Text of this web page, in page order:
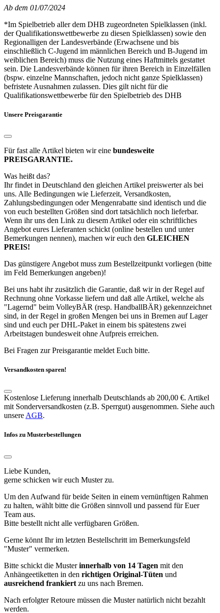
Ab dem 01/07/2024
*Im Spielbetrieb aller dem DHB zugeordneten Spielklassen (inkl.
der Qualifikationswettbewerbe zu diesen Spielklassen) sowie den
Regionalligen der Landesverbände (Erwachsene und bis
einschließlich C-Jugend im männlichen Bereich und B-Jugend im
weiblichen Bereich) muss die Nutzung eines Haftmittels gestattet
sein. Die Landesverbände können für ihren Bereich in Einzelfällen
(bspw. einzelne Mannschaften, jedoch nicht ganze Spielklassen)
befristete Ausnahmen zulassen. Dies gilt nicht für die
Qualifikationswettbewerbe für den Spielbetrieb des DHB
Unsere Preisgarantie
Für fast alle Artikel bieten wir eine bundesweite
PREISGARANTIE.
Was heißt das?
Ihr findet in Deutschland den gleichen Artikel preiswerter als bei
uns. Alle Bedingungen wie Lieferzeit, Versandkosten,
Zahlungsbedingungen oder Mengenrabatte sind identisch und die
von euch bestellten Größen sind dort tatsächlich noch lieferbar.
Wenn ihr uns den Link zu diesem Artikel oder ein schriftliches
Angebot eures Lieferanten schickt (online bestellen und unter
Bemerkungen nennen), machen wir euch den GLEICHEN
PREIS!
Das günstigere Angebot muss zum Bestellzeitpunkt vorliegen (bitte
im Feld Bemerkungen angeben)!
Bei uns habt ihr zusätzlich die Garantie, daß wir in der Regel auf
Rechnung ohne Vorkasse liefern und daß alle Artikel, welche als
"Lagernd" beim VolleyBÄR (resp. HandballBÄR) gekennzeichnet
sind, in der Regel in großen Mengen bei uns in Bremen auf Lager
sind und euch per DHL-Paket in einem bis spätestens zwei
Arbeitstagen bundesweit ohne Aufpreis erreichen.
Bei Fragen zur Preisgarantie meldet Euch bitte.
Versandkosten sparen!
Kostenlose Lieferung innerhalb Deutschlands ab 200,00 €. Artikel
mit Sonderversandkosten (z.B. Sperrgut) ausgenommen. Siehe auch
unsere AGB.
Infos zu Musterbestellungen
Liebe Kunden,
gerne schicken wir euch Muster zu.
Um den Aufwand für beide Seiten in einem vernünftigen Rahmen
zu halten, wählt bitte die Größen sinnvoll und passend für Euer
Team aus.
Bitte bestellt nicht alle verfügbaren Größen.
Gerne könnt Ihr im letzten Bestellschritt im Bemerkungsfeld
"Muster" vermerken.
Bitte schickt die Musterinnerhalb von 14 Tagen mit den
Anhängeetiketten in den richtigen Original-Tüten und
ausreichend frankiert zu uns nach Bremen.
Nach erfolgter Retoure müssen die Muster natürlich nicht bezahlt
werden.